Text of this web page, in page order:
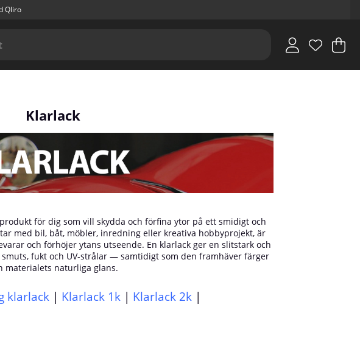
Qliro
.
Klarlack
för dig som vill skydda och förfina ytor på ett smidigt och
med bil, båt, möbler, inredning eller kreativa hobbyprojekt, är
och förhöjer ytans utseende. En klarlack ger en slitstark och
fukt och UV-strålar — samtidigt som den framhäver färger
materialets naturliga glans.
klarlack | Klarlack 1k | Klarlack 2k |